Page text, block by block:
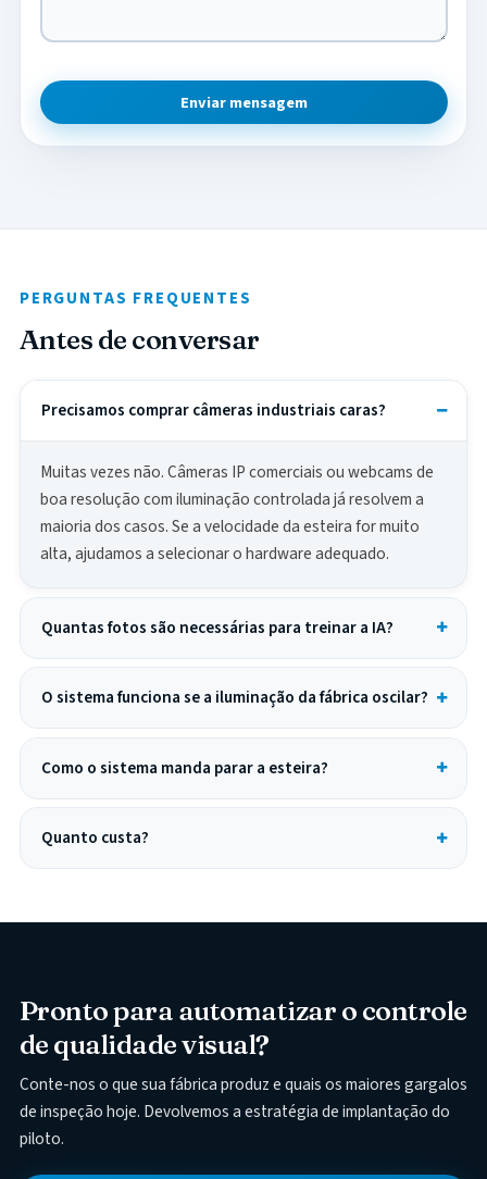
Enviar mensagem
PERGUNTAS FREQUENTES
Antes de conversar
Precisamos comprar câmeras industriais caras?
Muitas vezes não. Câmeras IP comerciais ou webcams de
boa resolução com iluminação controlada já resolvem a
maioria dos casos. Se a velocidade da esteira for muito
alta, ajudamos a selecionar o hardware adequado.
Quantas fotos são necessárias para treinar a IA?
O sistema funciona se a iluminação da fábrica oscilar?
Como o sistema manda parar a esteira?
Quanto custa?
Pronto para automatizar o controle
de qualidade visual?
Conte-nos o que sua fábrica produz e quais os maiores gargalos
de inspeção hoje. Devolvemos a estratégia de implantação do
piloto.